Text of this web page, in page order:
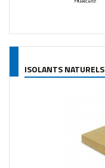
ISOLANTS NATURELS